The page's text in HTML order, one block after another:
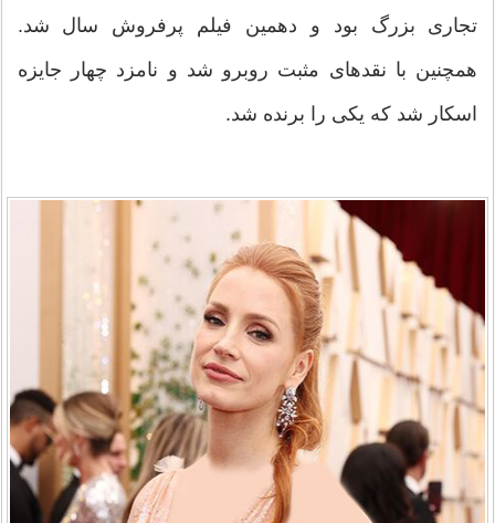
تجاری بزرگ بود و دهمین فیلم پرفروش سال شد.
همچنین با نقدهای مثبت روبرو شد و نامزد چهار جایزه
اسکار شد که یکی را برنده شد.